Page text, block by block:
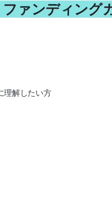
ァンディング
理解したい方